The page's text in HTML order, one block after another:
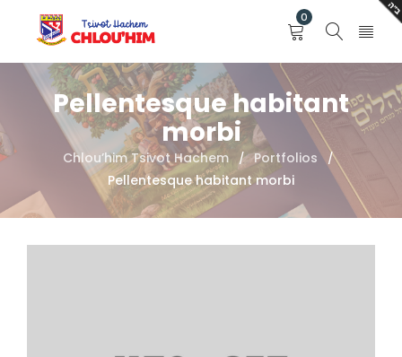
0
Pellentesque habitant
morbi
Chlou’him Tsivot Hachem / Portfolios /
Pellentesque habitant morbi